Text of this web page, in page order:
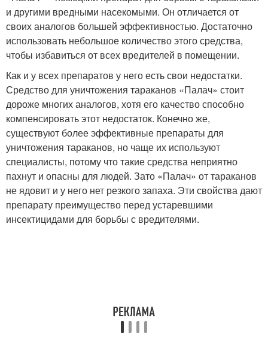
и другими вредными насекомыми. Он отличается от
своих аналогов большей эффективностью. Достаточно
использовать небольшое количество этого средства,
чтобы избавиться от всех вредителей в помещении.
Как и у всех препаратов у него есть свои недостатки.
Средство для уничтожения тараканов «Палач» стоит
дороже многих аналогов, хотя его качество способно
компенсировать этот недостаток. Конечно же,
существуют более эффективные препараты для
уничтожения тараканов, но чаще их используют
специалисты, потому что такие средства неприятно
пахнут и опасны для людей. Зато «Палач» от тараканов
не ядовит и у него нет резкого запаха. Эти свойства дают
препарату преимущество перед устаревшими
инсектицидами для борьбы с вредителями.